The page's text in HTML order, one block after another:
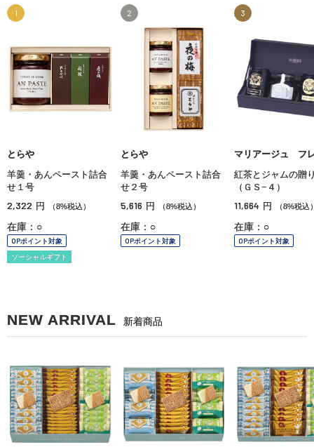
1
とらや
羊羹・あんペースト詰合
せ１号
2,322 円 （8%税込）
在庫：○
OPポイント対象
ソーシャルギフト
2
とらや
羊羹・あんペースト詰合
せ２号
5,616 円 （8%税込）
在庫：○
OPポイント対象
3
マリアージュ フ
紅茶とジャムの贈
（ＧＳ−４）
11,664 円 （8%税込
在庫：○
OPポイント対象
NEW ARRIVAL 新着商品